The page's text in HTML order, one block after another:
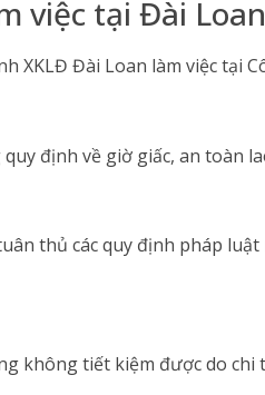
việc tại Đài Loan
Đài Loan làm việc tại
định về giờ giấc, an toàn
thủ các quy định pháp
không tiết kiệm được do chi